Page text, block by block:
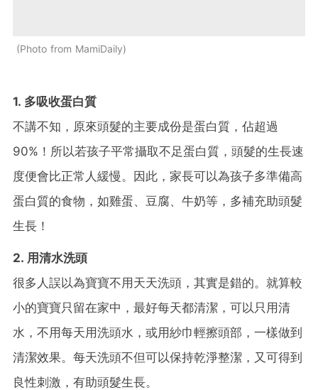
Photo from MamiDaily
1. 多吸收蛋白質
不講不知，原來頭髮的主要成份是蛋白質，佔超過
90%！所以若孩子平常攝取不足蛋白質，頭髮的生長速
度便會比正常人緩慢。因此，家長可以為孩子多準備高
蛋白質的食物，如雞蛋、豆腐、牛奶等，多補充助頭髮
生長！
2. 用清水洗頭
很多人誤以為寶寶不用天天洗頭，其實是錯的。就算較
小的寶寶只留在家中，最好每天都清潔，可以只用清
水，不用每天用洗頭水，或用紗巾輕擦頭部，一樣做到
清潔效果。每天洗頭不但可以保持乾淨整潔，又可得到
良性刺激，有助頭髮生長。